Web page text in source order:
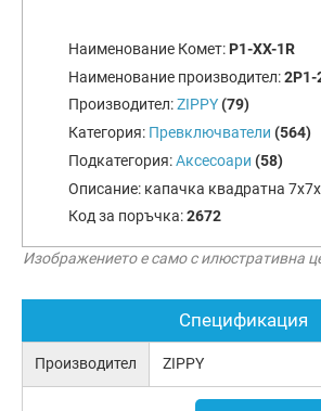
Наименование Комет: P1-XX-1R
Наименование производител:2P1-
Производител:ZIPPY(79)
Категория: Превключватели (564)
Подкатегория:Аксесоари (58)
Описание: капачка квадратна
Код за поръчка:2672
Изображението е само с илюстративна
Спецификация
Производител ZIPPY